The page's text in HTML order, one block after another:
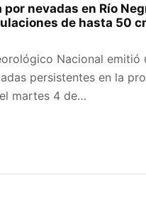
nevadas en Río
de hasta 50
Nacional emitió
persistentes en la
martes 4 de…